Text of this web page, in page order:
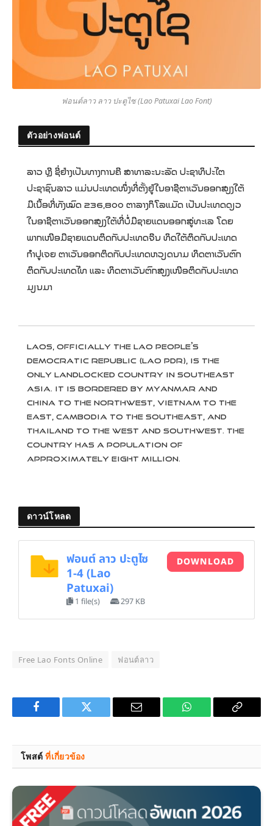
ฟอนต์ลาว ลาว ปะตูไซ (Lao Patuxai Lao Font)
ตัวอย่างฟอนต์
ລາວ ຫຼື ຊື່ຢ່າງເປັນທາງການຄື ສາທາລະນະລັດ ປະຊາທິປະໄຕ
ປະຊາຊົນລາວ ແມ່ນປະເທດໜຶ່ງທີ່ຕັ້ງຢູ່ໃນອາຊີຕາເວັນອອກສຽງໃຕ້
ມີເນື້ອທີ່ທັງໝົດ 236,800 ຕາລາງກິໂລແມັດ ເປັນປະເທດດຽວ
ໃນອາຊີຕາເວັນອອກສຽງໃຕ້ທີ່ບໍ່ມີຊາຍແດນອອກສູ່ທະເລ ໂດຍ
ພາກເໜືອມີຊາຍແດນຕິດກັບປະເທດຈີນ ທິດໃຕ້ຕິດກັບປະເທດ
ກຳປູເຈຍ ຕາເວັນອອກຕິດກັບປະເທດຫວຽດນາມ ທິດຕາເວັນຕົກ
ຕິດກັບປະເທດໄທ ແລະ ທິດຕາເວັນຕົກສຽງເໜືອຕິດກັບປະເທດ
ມຽນມາ
Laos, officially the Lao People’s
Democratic Republic (Lao PDR), is the
only landlocked country in Southeast
Asia. It is bordered by Myanmar and
China to the northwest, Vietnam to the
east, Cambodia to the southeast, and
Thailand to the west and southwest. The
country has a population of
approximately eight million.
ดาวน์โหลด
ฟอนต์ ลาว ปะตูไซ
1-4 (Lao
Patuxai)
1 file(s) 297 KB
DOWNLOAD
Free Lao Fonts Online ฟอนต์ลาว
Facebook Twitter Email WhatsApp Copy
โพสต์ที่เกี่ยวข้อง